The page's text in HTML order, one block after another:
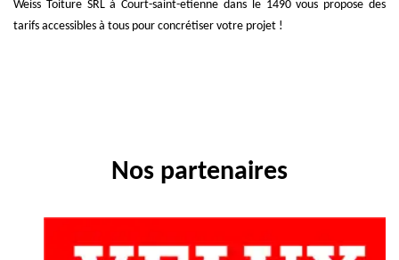
Weiss Toiture SRL à Court-saint-etienne dans le 1490 vous propose des
tarifs accessibles à tous pour concrétiser votre projet !
Nos partenaires